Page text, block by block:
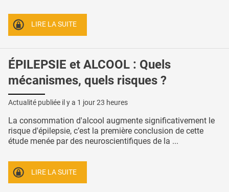
LIRE LA SUITE
ÉPILEPSIE et ALCOOL : Quels
mécanismes, quels risques ?
Actualité publiée il y a 1 jour 23 heures
La consommation d'alcool augmente significativement le
risque d'épilepsie, c’est la première conclusion de cette
étude menée par des neuroscientifiques de la ...
LIRE LA SUITE